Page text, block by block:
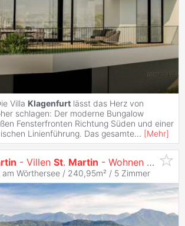
Villa Klagenfurt lässt das Herz von
schlagen: Der moderne Bungalow
Fensterfronten Richtung Süden und einer
Linienführung. Das gesamte... [Mehr]
- Villen St. Martin - Wohnen mit Ausblick
am Wörthersee / 240,95m² / 5 Zimmer